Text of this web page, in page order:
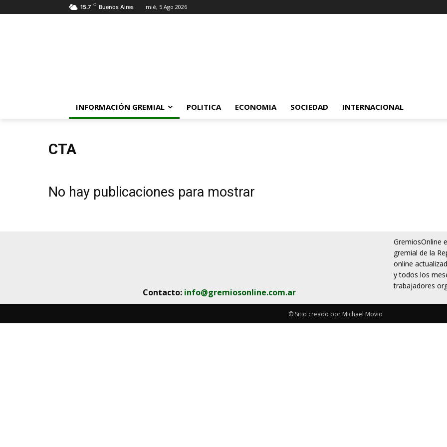
15.7 C Buenos Aires mié, 5 Ago 2026
INFORMACIÓN GREMIAL POLITICA ECONOMIA SOCIEDAD INTERNACIONAL
CTA
No hay publicaciones para mostrar
Contacto: info@gremiosonline.com.ar
GremiosOnline
gremial de la
online
y todos los
trabajadores
© Sitio creado por Michael Movio